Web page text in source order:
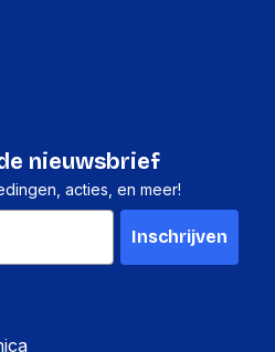
nieuwsbrief
acties, en meer!
Inschrijven